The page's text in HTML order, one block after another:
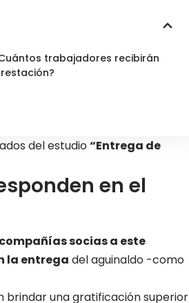
trabajadores recibirán
del estudio“Entrega de
en el
socias a este
la entrega del aguinaldo -como
brindar una gratificación superior